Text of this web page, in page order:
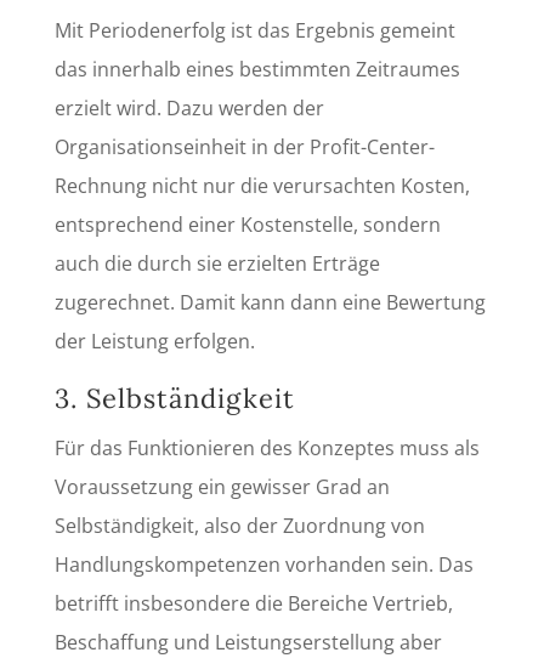
Mit Periodenerfolg ist das Ergebnis gemeint
das innerhalb eines bestimmten Zeitraumes
erzielt wird. Dazu werden der
Organisationseinheit in der Profit-Center-
Rechnung nicht nur die verursachten Kosten,
entsprechend einer Kostenstelle, sondern
auch die durch sie erzielten Erträge
zugerechnet. Damit kann dann eine Bewertung
der Leistung erfolgen.
3. Selbständigkeit
Für das Funktionieren des Konzeptes muss als
Voraussetzung ein gewisser Grad an
Selbständigkeit, also der Zuordnung von
Handlungskompetenzen vorhanden sein. Das
betrifft insbesondere die Bereiche Vertrieb,
Beschaffung und Leistungserstellung aber